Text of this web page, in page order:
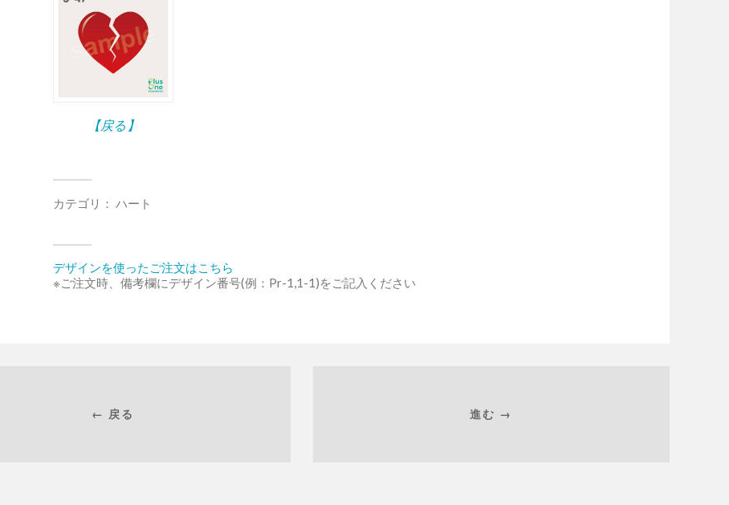
【戻る】
カテゴリ： ハート
デザインを使ったご注文はこちら
※ご注文時、備考欄にデザイン番号(例：Pr-1,1-1)をご記入ください
← 戻る 進む →